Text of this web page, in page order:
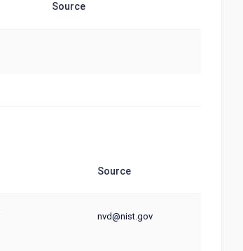
Source
Source
nvd@nist.gov